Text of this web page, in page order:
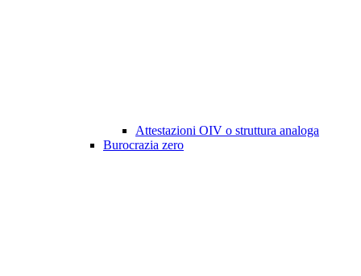
Attestazioni OIV o struttura analoga
Burocrazia zero